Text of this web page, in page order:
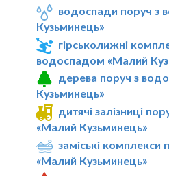
водоспади поруч з
Кузьминець»
гірськолижні
водоспадом «Малий
дерева поруч з
Кузьминець»
дитячі залізниці
«Малий Кузьминець»
заміські
«Малий Кузьминець»